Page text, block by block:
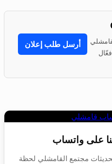
أرسل طلب إعلان
على واتساب
وتحديثات مجتمع القامشلي لحظة